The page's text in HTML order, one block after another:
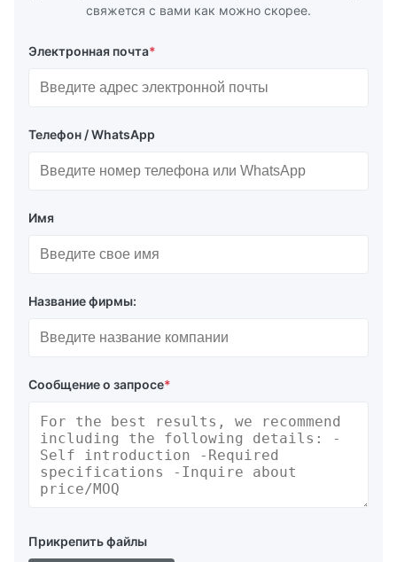
свяжется с вами как можно скорее.
Электронная почта*
Телефон / WhatsApp
Имя
Название фирмы:
Сообщение о запросе*
Прикрепить файлы